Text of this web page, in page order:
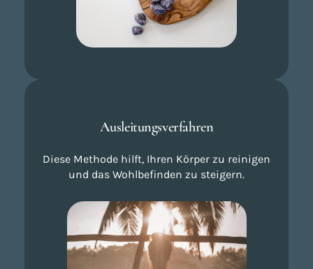
Ausleitungsverfahren
Diese Methode hilft, Ihren Körper zu reinigen
und das Wohlbefinden zu steigern.